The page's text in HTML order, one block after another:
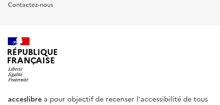
Contactez-nous
RÉPUBLIQUE
FRANÇAISE
acceslibre a pour objectif de recenser l'accessibilité de tous